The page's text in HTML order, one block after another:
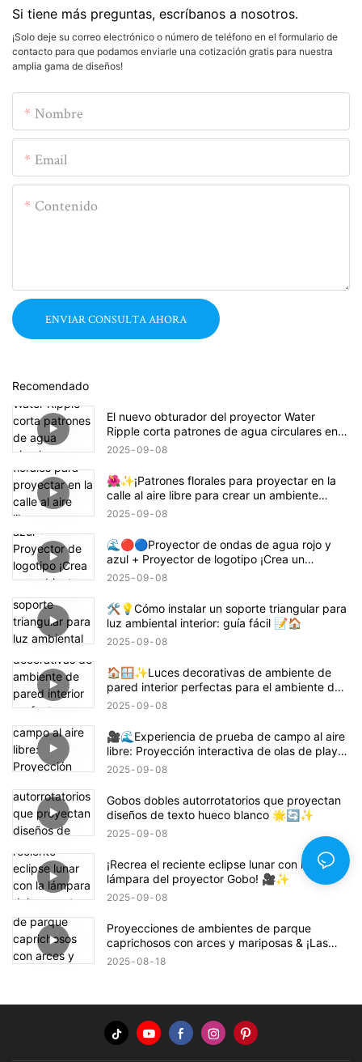
Si tiene más preguntas, escríbanos a nosotros.
¡Solo deje su correo electrónico o número de teléfono en el formulario de
contacto para que podamos enviarle una cotización gratis para nuestra
amplia gama de diseños!
Nombre
Email
Contenido
ENVIAR CONSULTA AHORA
Recomendado
El nuevo obturador del proyector Water
Ripple corta patrones de agua circulares en
rectángulos, cuadrados o semicírculos.
2025 09 08
🌺✨¡Patrones florales para proyectar en la
calle al aire libre para crear un ambiente
animado! 🌸🏙️
2025 09 08
🌊🔴🔵Proyector de ondas de agua rojo y
azul + Proyector de logotipo ¡Crea un
ambiente con temática de Demon Slayer
2025 09 08
🛠️💡Cómo instalar un soporte triangular para
luz ambiental interior: guía fácil 📝🏠
2025 09 08
🏠🪟✨Luces decorativas de ambiente de
pared interior perfectas para el ambiente del
hogar
2025 09 08
🎥🌊Experiencia de prueba de campo al aire
libre: Proyección interactiva de olas de playa
🌊✨
2025 09 08
Gobos dobles autorrotatorios que proyectan
diseños de texto hueco blanco 🌟🔄✨
2025 09 08
¡Recrea el reciente eclipse lunar con la
lámpara del proyector Gobo! 🎥✨
2025 09 08
Proyecciones de ambientes de parque
caprichosos con arces y mariposas & ¡Las
flores pintan el suelo!
2025 08 18